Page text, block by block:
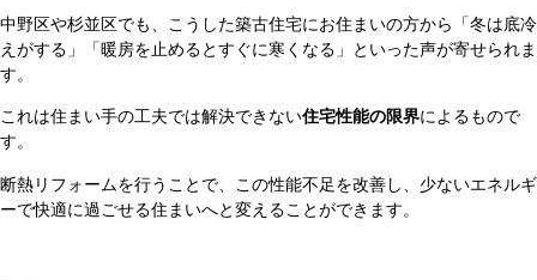
中野区や杉並区でも、こうした築古住宅にお住まいの方から「冬は底冷
えがする」「暖房を止めるとすぐに寒くなる」といった声が寄せられま
す。
これは住まい手の工夫では解決できない住宅性能の限界によるもので
す。
断熱リフォームを行うことで、この性能不足を改善し、少ないエネルギ
ーで快適に過ごせる住まいへと変えることができます。